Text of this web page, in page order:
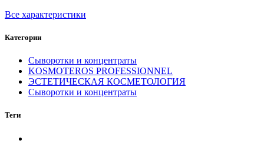
Все характеристики
Категории
Сыворотки и концентраты
KOSMOTEROS PROFESSIONNEL
ЭСТЕТИЧЕСКАЯ КОСМЕТОЛОГИЯ
Сыворотки и концентраты
Теги